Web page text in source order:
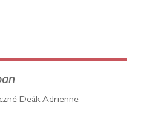
Deák Adrienne